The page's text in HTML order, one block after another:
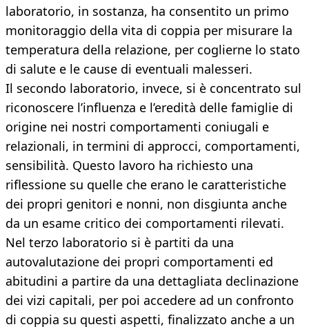
laboratorio, in sostanza, ha consentito un primo
monitoraggio della vita di coppia per misurare la
temperatura della relazione, per coglierne lo stato
di salute e le cause di eventuali malesseri.
Il secondo laboratorio, invece, si è concentrato sul
riconoscere l’influenza e l’eredità delle famiglie di
origine nei nostri comportamenti coniugali e
relazionali, in termini di approcci, comportamenti,
sensibilità. Questo lavoro ha richiesto una
riflessione su quelle che erano le caratteristiche
dei propri genitori e nonni, non disgiunta anche
da un esame critico dei comportamenti rilevati.
Nel terzo laboratorio si è partiti da una
autovalutazione dei propri comportamenti ed
abitudini a partire da una dettagliata declinazione
dei vizi capitali, per poi accedere ad un confronto
di coppia su questi aspetti, finalizzato anche a un